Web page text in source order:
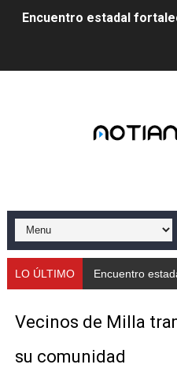
Encuentro estadal
Consolidan
Niños merideños
Fundecem ofrece taller
LO ÚLTIMO Encuentro estadal
Vecinos de Milla
su comunidad